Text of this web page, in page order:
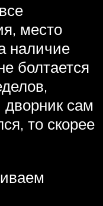
место
наличие
болтается
сам
то скорее